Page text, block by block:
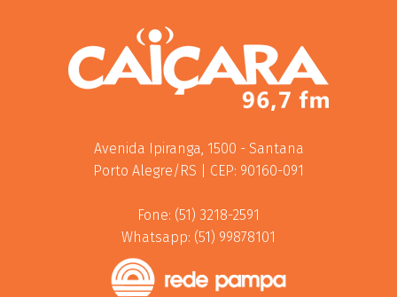
Avenida Ipiranga, 1500 - Santana
Porto Alegre/RS | CEP: 90160-091
Fone: (51) 3218-2591
Whatsapp: (51) 99878101